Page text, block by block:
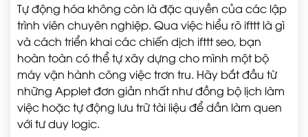
Tự động hóa không còn là đặc quyền của các lập
trình viên chuyên nghiệp. Qua việc hiểu rõ ifttt là gì
và cách triển khai các chiến dịch ifttt seo, bạn
hoàn toàn có thể tự xây dựng cho mình một bộ
máy vận hành công việc trơn tru. Hãy bắt đầu từ
những Applet đơn giản nhất như đồng bộ lịch làm
việc hoặc tự động lưu trữ tài liệu để dần làm quen
với tư duy logic.